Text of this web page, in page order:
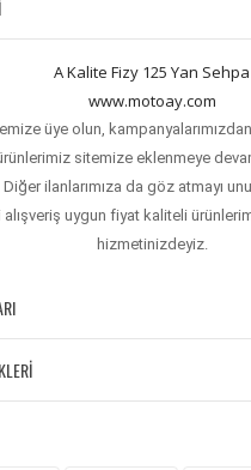
A Kalite Fizy 125 Yan Sehpa
www.motoay.com
üye olun,
sitemize eklenmeye
Diğer ilanlarımıza da göz atmayı
alışveriş uygun fiyat kaliteli
hizmetinizdeyiz.